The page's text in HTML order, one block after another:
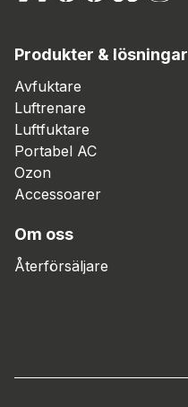
Produkter & lösningar
Avfuktare
Luftrenare
Luftfuktare
Portabel AC
Ozon
Accessoarer
Om oss
Återförsäljare